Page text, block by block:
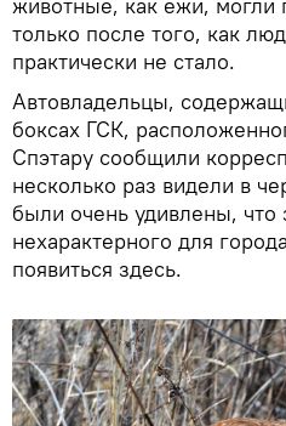
только после того, как
практически не стало.
Автовладельцы,
боксах ГСК,
Спэтару сообщили
несколько раз видели в
были очень удивлены, что
нехарактерного для
появиться здесь.